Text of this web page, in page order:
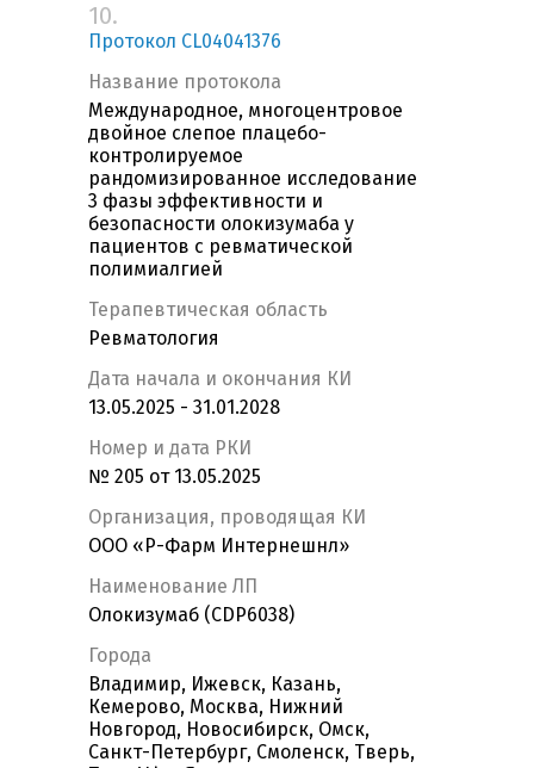
10.
Протокол CL04041376
Название протокола
Международное, многоцентровое
двойное слепое плацебо-
контролируемое
рандомизированное исследование
3 фазы эффективности и
безопасности олокизумаба у
пациентов с ревматической
полимиалгией
Терапевтическая область
Ревматология
Дата начала и окончания КИ
13.05.2025 - 31.01.2028
Номер и дата РКИ
№ 205 от 13.05.2025
Организация, проводящая КИ
ООО «Р-Фарм Интернешнл»
Наименование ЛП
Олокизумаб (CDP6038)
Города
Владимир, Ижевск, Казань,
Кемерово, Москва, Нижний
Новгород, Новосибирск, Омск,
Санкт-Петербург, Смоленск, Тверь,